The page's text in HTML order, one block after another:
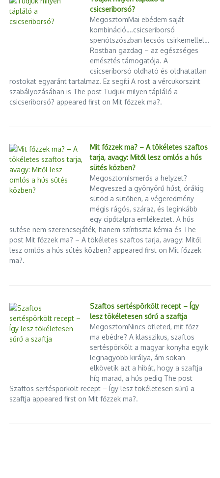
csicseriborsó?
MegosztomMai ebédem saját
kombináció….csicseriborsó
spenótszószban lecsós csirkemellel…
Rostban gazdag – az egészséges
emésztés támogatója. A
csicseriborsó oldható és oldhatatlan
rostokat egyaránt tartalmaz. Ez segíti A rost a vércukorszint
szabályozásában is The post Tudjuk milyen tápláló a
csicseriborsó? appeared first on Mit főzzek ma?.
Mit főzzek ma? – A tökéletes szaftos
tarja, avagy: Mitől lesz omlós a hús
sütés közben?
MegosztomIsmerős a helyzet?
Megveszed a gyönyörű húst, órákig
sütöd a sütőben, a végeredmény
mégis rágós, száraz, és leginkább
egy cipőtalpra emlékeztet. A hús
sütése nem szerencsejáték, hanem színtiszta kémia és The
post Mit főzzek ma? – A tökéletes szaftos tarja, avagy: Mitől
lesz omlós a hús sütés közben? appeared first on Mit főzzek
ma?.
Szaftos sertéspörkölt recept – Így
lesz tökéletesen sűrű a szaftja
MegosztomNincs ötleted, mit főzz
ma ebédre? A klasszikus, szaftos
sertéspörkölt a magyar konyha egyik
legnagyobb királya, ám sokan
elkövetik azt a hibát, hogy a szaftja
híg marad, a hús pedig The post
Szaftos sertéspörkölt recept – Így lesz tökéletesen sűrű a
szaftja appeared first on Mit főzzek ma?.